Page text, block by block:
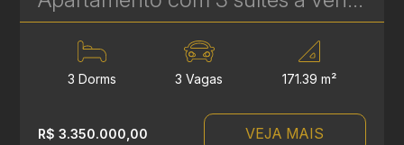
3 Dorms 3 Vagas 171.39 m²
R$ 3.350.000,00 VEJA MAIS